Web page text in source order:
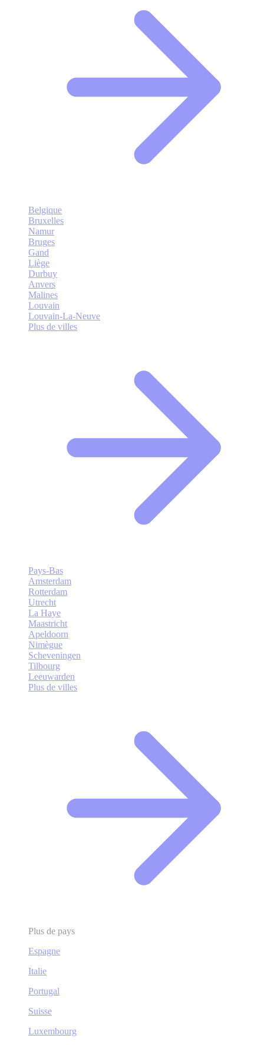
Belgique
Bruxelles
Namur
Bruges
Gand
Liège
Durbuy
Anvers
Malines
Louvain
Louvain-La-Neuve
Plus de villes
Pays-Bas
Amsterdam
Rotterdam
Utrecht
La Haye
Maastricht
Apeldoorn
Nimègue
Scheveningen
Tilbourg
Leeuwarden
Plus de villes
Plus de pays
Espagne
Italie
Portugal
Suisse
Luxembourg